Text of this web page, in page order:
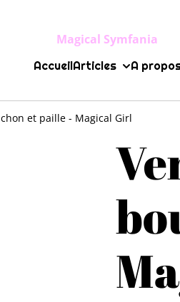
Magical Symfania
AccueilArticles A
et paille - Magical Girl